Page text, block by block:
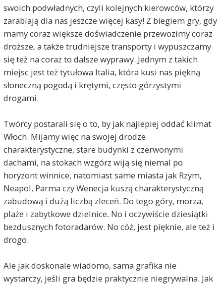
swoich podwładnych, czyli kolejnych kierowców, którzy
zarabiają dla nas jeszcze więcej kasy! Z biegiem gry, gdy
mamy coraz większe doświadczenie przewozimy coraz
droższe, a także trudniejsze transporty i wypuszczamy
się też na coraz to dalsze wyprawy. Jednym z takich
miejsc jest też tytułowa Italia, która kusi nas piękną
słoneczną pogodą i krętymi, często górzystymi
drogami.
Twórcy postarali się o to, by jak najlepiej oddać klimat
Włoch. Mijamy więc na swojej drodze
charakterystyczne, stare budynki z czerwonymi
dachami, na stokach wzgórz wiją się niemal po
horyzont winnice, natomiast same miasta jak Rzym,
Neapol, Parma czy Wenecja kuszą charakterystyczną
zabudową i dużą liczbą zleceń. Do tego góry, morza,
plaże i zabytkowe dzielnice. No i oczywiście dziesiątki
bezdusznych fotoradarów. No cóż, jest pięknie, ale też i
drogo.
Ale jak doskonale wiadomo, sama grafika nie
wystarczy, jeśli gra będzie praktycznie niegrywalna. Jak